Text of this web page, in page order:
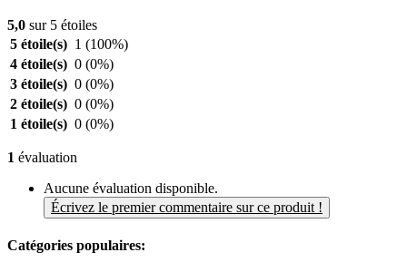
5,0 sur 5 étoiles
5 étoile(s) 1 (100%)
4 étoile(s) 0 (0%)
3 étoile(s) 0 (0%)
2 étoile(s) 0 (0%)
1 étoile(s) 0 (0%)
1 évaluation
Aucune évaluation disponible.
Écrivez le premier commentaire sur ce produit !
Catégories populaires: